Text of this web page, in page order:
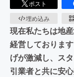
ポスト
埋め込み
現在私たちは地
経営しておりま
げが激減し、ス
引業者と共に安